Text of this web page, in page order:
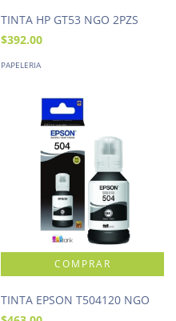
TINTA HP GT53 NGO 2PZS
$392.00
PAPELERIA
TINTA EPSON T504120 NGO